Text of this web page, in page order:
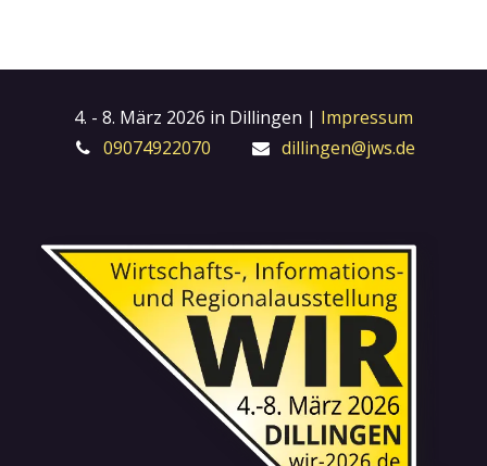
4. - 8. März 2026 in Dillingen | Impressum
09074922070
dillingen@jws.de